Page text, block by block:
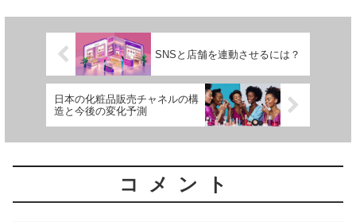
SNSと店舗を連動させるには？
日本の化粧品販売チャネルの構
造と今後の変化予測
コメント